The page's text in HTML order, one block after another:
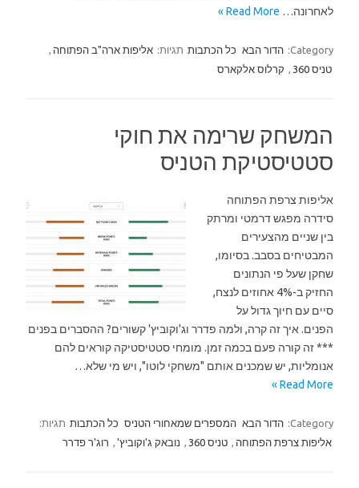
לאחרונה… Read More »
Category: הדור הבא כל הכתבות תגיות: אליפות ארה"ב הפתוחה
טניס 360
קרלוס אלקארס
המשחק שרימה את חוקי
סטטיסטיקת הטניס
אליפות צרפת הפתוחה
סידרה מפגש דרמטי ומרתק
בין שניים מהצעירים
המבטיחים בסבב. בסיומו,
שחקן שעל פי הנתונים
החזיק ב-4% אחוזים לנצח,
סיים עם חיוך גדול על
הפנים. איך זה קרה, ולמה פדרר וג'וקוביץ' קשורים? ההסברים בפנים
*** זה קורה פעם בכמה זמן. מומחי סטטיסטיקה קוראים להם
אנומליות, יש שמכנים אותם "משחקי לוטו", ויש מי שלא…
Read More »
Category: הדור הבא המספרים שמאחורי הטניס כל הכתבות תגיות:
אליפות צרפת הפתוחה
טניס 360 נובאק ג'וקוביץ' רוג'ר פדרר